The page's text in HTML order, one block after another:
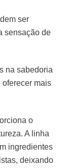
ser
sensação de
na sabedoria
oferecer mais
o
A linha
ingredientes
deixando